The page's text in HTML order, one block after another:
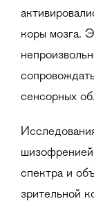
коры мозга.
сенсорных
спектра и
зрительной